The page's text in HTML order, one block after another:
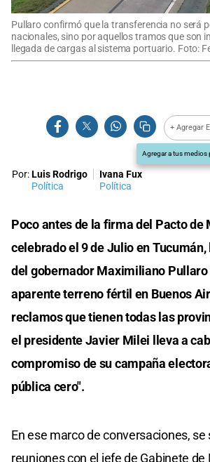
Pullaro confirmó que la transferencia no será
nacionales, sino por aquellos tramos que son
llegada de cargas al sistema portuario. Foto:
+ Agregar
Agregar a tus medios
Por:Luis Rodrigo
Política
Ivana Fux
Política
Poco antes de la firma del Pacto de
celebrado el 9 de Julio en
del gobernador Maximiliano
aparente terreno fértil en Buenos
reclamos que tienen todas las
el presidente Javier Milei lleva a
compromiso de su campaña
pública cero".
En ese marco de conversaciones, se
reuniones con el jefe de Gabinete